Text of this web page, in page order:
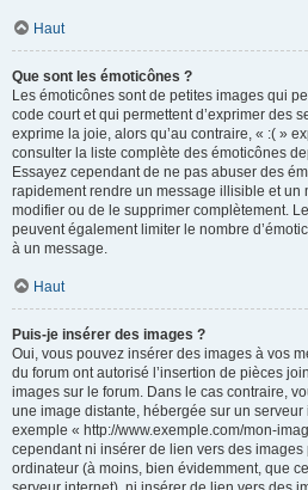
Haut
Que sont les émoticônes ?
Les émoticônes sont de petites images qui
code court et qui permettent d’exprimer des
exprime la joie, alors qu’au contraire, « :( »
consulter la liste complète des émoticônes
Essayez cependant de ne pas abuser des
rapidement rendre un message illisible et un
modifier ou de le supprimer complètement.
peuvent également limiter le nombre
à un message.
Haut
Puis-je insérer des images ?
Oui, vous pouvez insérer des images à vos
du forum ont autorisé l’insertion de pièces
images sur le forum. Dans le cas contraire,
une image distante, hébergée sur un
exemple « http://www.exemple.com/mon-
cependant ni insérer de lien vers des images
ordinateur (à moins, bien évidemment, que